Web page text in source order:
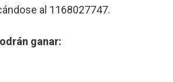
al 1168027747.
ganar: